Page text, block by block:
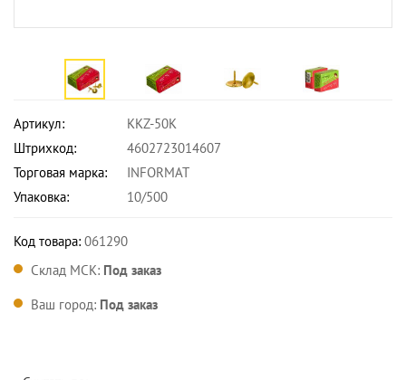
Артикул:
KKZ-50K
Штрихкод:
4602723014607
Торговая марка:
INFORMAT
Упаковка:
10/500
Код товара: 061290
Склад МСК: Под заказ
Ваш город: Под заказ